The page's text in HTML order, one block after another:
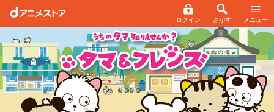
ログイン さがす メニュー